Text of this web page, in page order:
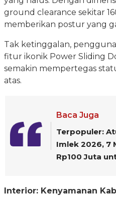
ground clearance sekitar
memberikan postur yang
Tak ketinggalan,
fitur ikonik Power Sliding
semakin mempertegas
atas.
Baca Juga
Terpopuler:
Imlek 2026, 7
Rp100 Juta
Interior: Kenyamanan